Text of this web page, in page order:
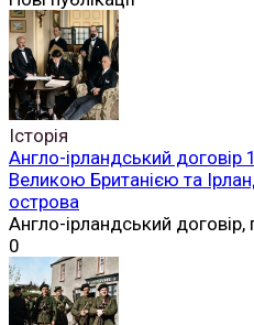
Історія
Англо-ірландський
Великою Британією та
острова
Англо-ірландський
0